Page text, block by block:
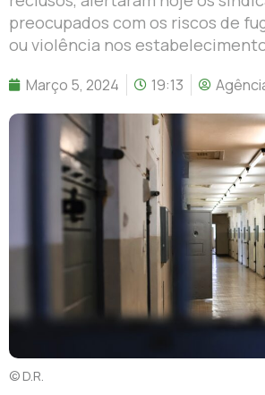
preocupados com os riscos de
ou violência nos
Março 5, 2024 19:13
© D.R.